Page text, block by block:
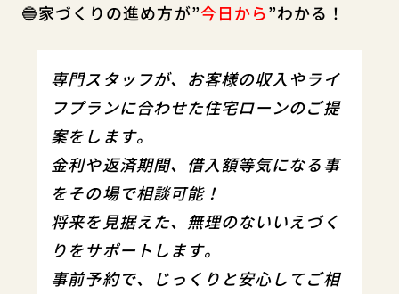
🔵家づくりの進め方が”今日から”わかる！
専門スタッフが、お客様の収入やライ
フプランに合わせた住宅ローンのご提
案をします。
金利や返済期間、借入額等気になる事
をその場で相談可能！
将来を見据えた、無理のないいえづく
りをサポートします。
事前予約で、じっくりと安心してご相